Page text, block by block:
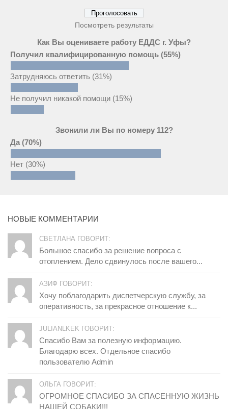
Посмотреть результаты
Как Вы оцениваете работу ЕДДС г. Уфы?
Получил квалифицированную помощь (55%)
Затрудняюсь ответить (31%)
Не получил никакой помощи (15%)
Звонили ли Вы по номеру 112?
Да (70%)
Нет (30%)
НОВЫЕ КОММЕНТАРИИ
СВЕТЛАНА ГОВОРИТ:
Большое спасибо за решение вопроса с
отоплением. Дело сдвинулось после вашего...
АЗИФ ГОВОРИТ:
Хочу поблагодарить диспетчерскую службу, за
оперативность, за прекрасное отношение к...
JULIANLKEK ГОВОРИТ:
Спасибо Вам за полезную информацию.
Благодарю всех. Отдельное спасибо
пользователю Admin
ОЛЬГА ГОВОРИТ:
ОГРОМНОЕ СПАСИБО ЗА СПАСЕННУЮ ЖИЗНЬ
НАШЕЙ СОБАКИ!!!